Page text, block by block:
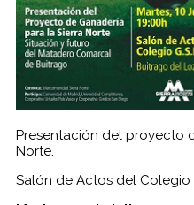
Presentación del proyecto
Norte.
Salón de Actos del Colegio